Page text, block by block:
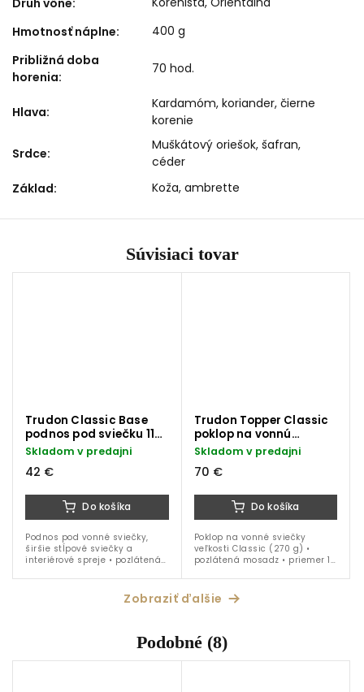
Druh vône:
Hmotnosť náplne:
400 g
Približná doba
horenia:
70 hod.
Hlava:
Kardamóm, koriander, čierne
korenie
Srdce:
Muškátový oriešok, šafran,
céder
Základ: Koža, ambrette
Súvisiaci tovar
Trudon Classic Base
podnos pod sviečku 11
cm
Skladom v predajni
42 €
Do košíka
Podnos pod vonné sviečky,
širšie stĺpové sviečky a
interiérové spreje • pozlátená
Trudon Topper Classic
poklop na vonnú
sviečku 10 cm
Skladom v predajni
70 €
Do košíka
Poklop na vonné sviečky
veľkosti Classic (270 g) •
pozlátená mosadz • priemer 10
Zobraziť ďalšie
Podobné (8)